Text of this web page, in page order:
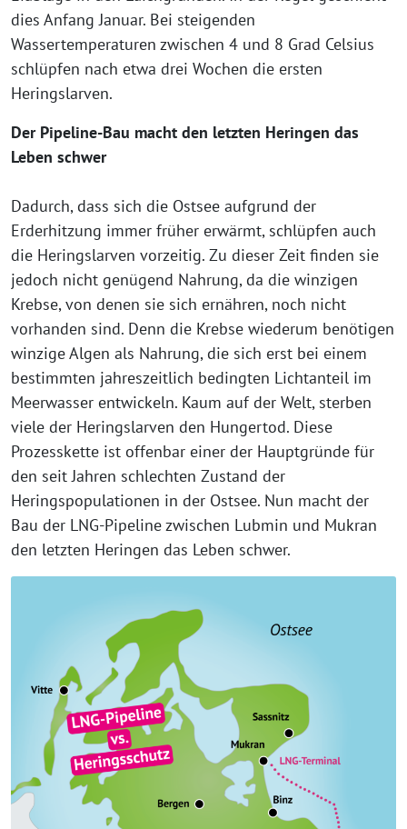
dies Anfang Januar. Bei steigenden
Wassertemperaturen zwischen 4 und 8 Grad Celsius
schlüpfen nach etwa drei Wochen die ersten
Heringslarven.
Der Pipeline-Bau macht den letzten Heringen das
Leben schwer
Dadurch, dass sich die Ostsee aufgrund der
Erderhitzung immer früher erwärmt, schlüpfen auch
die Heringslarven vorzeitig. Zu dieser Zeit finden sie
jedoch nicht genügend Nahrung, da die winzigen
Krebse, von denen sie sich ernähren, noch nicht
vorhanden sind. Denn die Krebse wiederum benötigen
winzige Algen als Nahrung, die sich erst bei einem
bestimmten jahreszeitlich bedingten Lichtanteil im
Meerwasser entwickeln. Kaum auf der Welt, sterben
viele der Heringslarven den Hungertod. Diese
Prozesskette ist offenbar einer der Hauptgründe für
den seit Jahren schlechten Zustand der
Heringspopulationen in der Ostsee. Nun macht der
Bau der LNG-Pipeline zwischen Lubmin und Mukran
den letzten Heringen das Leben schwer.